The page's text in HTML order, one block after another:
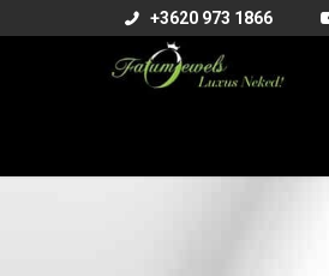
+3620 973 1866